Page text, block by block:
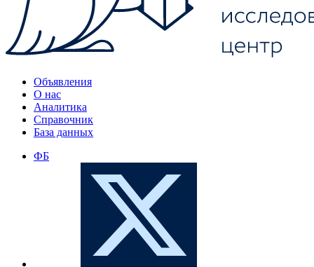
Объявления
О нас
Аналитика
Справочник
База данных
ФБ